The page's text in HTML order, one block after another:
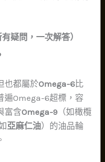
疑問，一次解答）
也都屬於Omega-6比
遍Omega-6超標，容
富含Omega-9 （如橄欖
亞麻仁油）的油品輪